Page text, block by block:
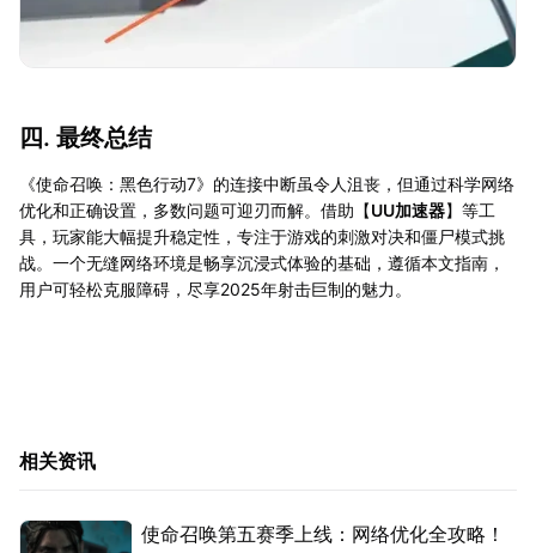
四. 最终总结
《使命召唤：黑色行动7》的连接中断虽令人沮丧，但通过科学网络
优化和正确设置，多数问题可迎刃而解。借助【UU加速器】等工
具，玩家能大幅提升稳定性，专注于游戏的刺激对决和僵尸模式挑
战。一个无缝网络环境是畅享沉浸式体验的基础，遵循本文指南，
用户可轻松克服障碍，尽享2025年射击巨制的魅力。
相关资讯
使命召唤第五赛季上线：网络优化全攻略！